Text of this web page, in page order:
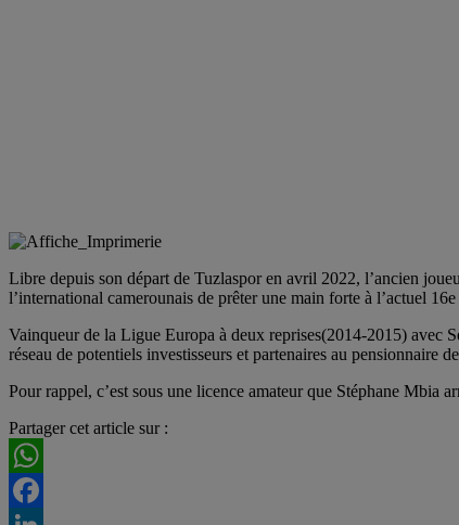
Libre depuis son départ de Tuzlaspor en avril 2022, l’ancien
l’international camerounais de prêter une main forte à l’actuel
Vainqueur de la Ligue Europa à deux reprises(2014-2015) avec
réseau de potentiels investisseurs et partenaires au pensionnaire
Pour rappel, c’est sous une licence amateur que Stéphane
Partager cet article sur :
WhatsApp